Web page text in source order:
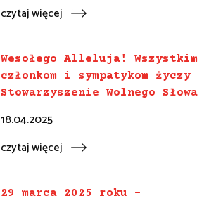
czytaj więcej
Wesołego Alleluja! Wszystkim
członkom i sympatykom życzy
Stowarzyszenie Wolnego Słowa
18.04.2025
czytaj więcej
29 marca 2025 roku –